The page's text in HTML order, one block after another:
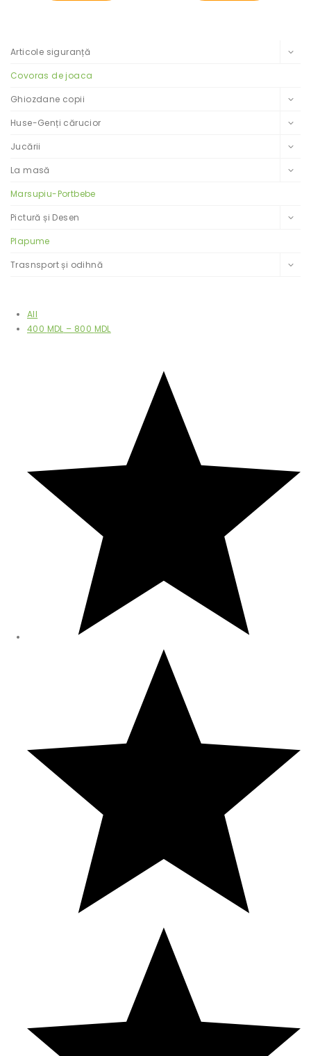
Articole siguranță
Covoras de joaca
Ghiozdane copii
Huse-Genți cărucior
Jucării
La masă
Marsupiu-Portbebe
Pictură și Desen
Plapume
Trasnsport și odihnă
All
400 MDL – 800 MDL